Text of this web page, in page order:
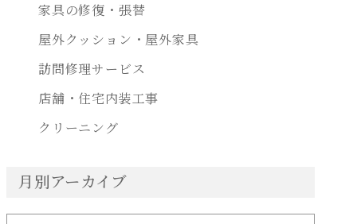
家具の修復・張替
屋外クッション・屋外家具
訪問修理サービス
店舗・住宅内装工事
クリーニング
月別アーカイブ